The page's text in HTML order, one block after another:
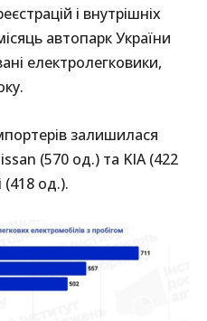
і внутрішніх
автопарк України
електролегковики,
залишилася
(570 од.) та KIA (422
од.).